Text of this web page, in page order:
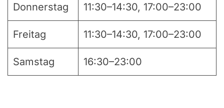
Donnerstag 11:30–14:30, 17:00–23:00
Freitag 11:30–14:30, 17:00–23:00
Samstag 16:30–23:00